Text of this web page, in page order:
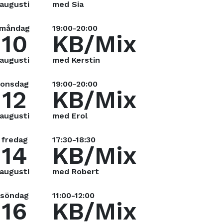
augusti med Sia
10
augusti
19:00-20:00
KB/Mix
med Kerstin
onsdag
12
augusti
19:00-20:00
KB/Mix
med Erol
fredag
14
augusti
17:30-18:30
KB/Mix
med Robert
söndag
16
11:00-12:00
KB/Mix